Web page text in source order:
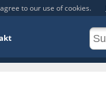
to our use of cookies.